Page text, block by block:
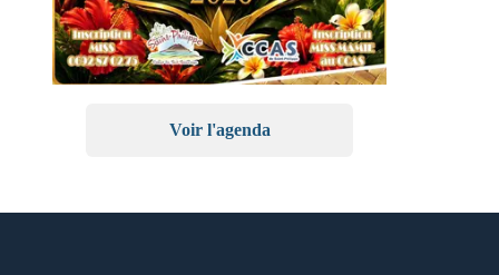
Voir l'agenda